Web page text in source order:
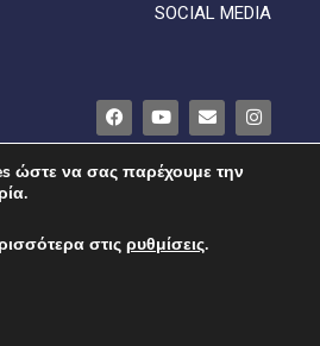
SOCIAL MEDIA
ΠΟΛΙΤΙΚΗ ΑΠΟΡΡΗΤΟΥ
ΕΠΙΚΟΙΝΩΝΙΑ
ώστε να σας παρέχουμε την
στις ρυθμίσεις.